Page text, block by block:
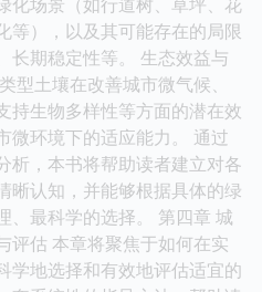
等），以及其可能存在的局限
长期稳定性等。 生态效益与
型土壤在改善城市微气候、
持生物多样性等方面的潜在效
微环境下的适应能力。 通过
析，本书将帮助读者建立对各
晰认知，并能够根据具体的绿
、最科学的选择。 第四章 城
评估 本章将聚焦于如何在实
学地选择和有效地评估适宜的